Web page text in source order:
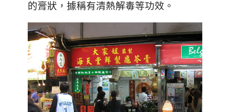
的膏狀，據稱有清熱解毒等功效。